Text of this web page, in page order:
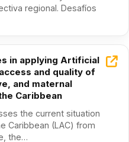
regional. Desafíos
in applying Artificial
and quality of
and maternal
Caribbean
the current situation
Caribbean (LAC) from
the…